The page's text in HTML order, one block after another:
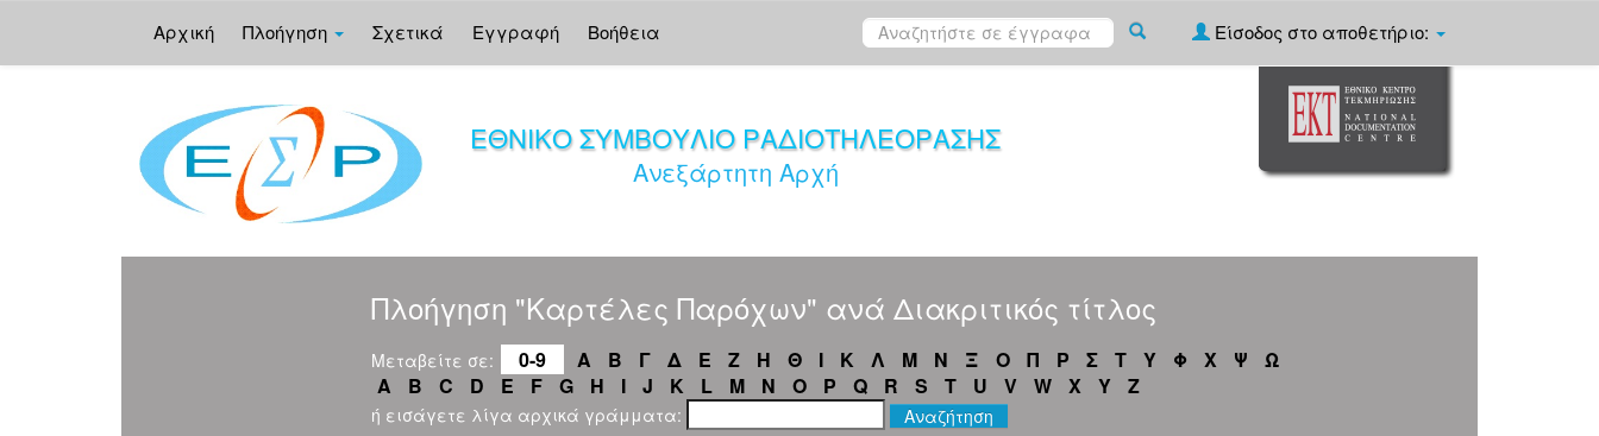
Αρχική Πλοήγηση Σχετικά Εγγραφή Βοήθεια Είσοδος στο αποθετήριο:
ΕΘΝΙΚΟ ΣΥΜΒΟΥΛΙΟ ΡΑΔΙΟΤΗΛΕΟΡΑΣΗΣ
Ανεξάρτητη Αρχή
Πλοήγηση "Καρτέλες Παρόχων" ανά Διακριτικός τίτλος
Μεταβείτε σε: 0-9 Α Β Γ Δ Ε Ζ Η Θ Ι Κ Λ Μ Ν Ξ Ο Π Ρ Σ Τ Υ Φ Χ Ψ
Ω
A
B C D E F G H I J K L M N O P Q R S T U V W X Y Z
ή εισάγετε λίγα αρχικά γράμματα: